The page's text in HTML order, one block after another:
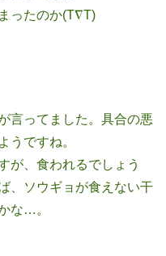
ったのか(T∇T)
言ってました。具合の悪
うですね。
が、食われるでしょう
、ソウギョが食えない干
な…。